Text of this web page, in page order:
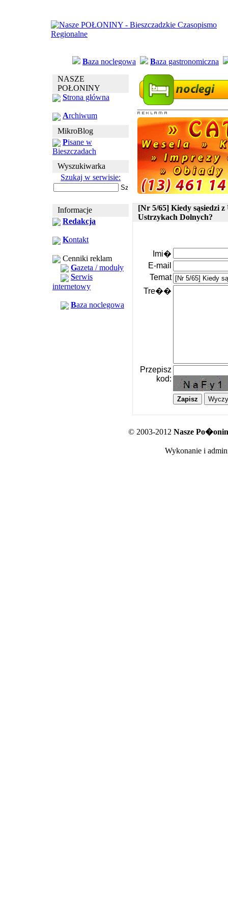
Baza noclegowa Baza gastronomiczna
NASZE
POŁONINY
Strona główna
Archiwum
MikroBlog
Pisane w
Bieszczadach
Wyszukiwarka
Szukaj w serwisie:
Informacje
Redakcja
Kontakt
Cenniki reklam
Gazeta / moduły
Serwis
internetowy
Baza noclegowa
[Nr 5/65] Kiedy sąsiedzi
Ustrzykach Dolnych?
Imi�
E-mail
Temat
Tre��
Przepisz
kod:
© 2003-2012 Nasze
Wykonanie i